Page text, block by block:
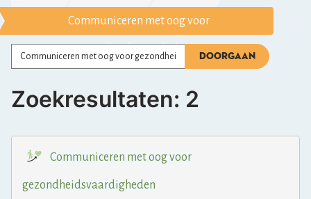
Communiceren met oog voor
gezondheidsvaardigheden
Zoeken DOORGAAN
Zoekresultaten: 2
Communiceren metoogvoor
gezondheidsvaardigheden